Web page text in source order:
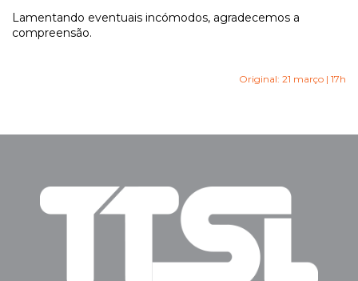
Lamentando eventuais incómodos, agradecemos a
compreensão.
Original: 21 março | 17h